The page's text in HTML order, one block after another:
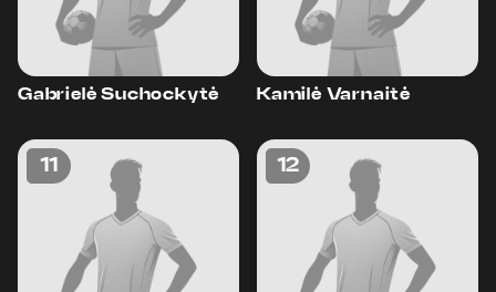
Gabrielė Suchockytė Kamilė Varnaitė
11 12